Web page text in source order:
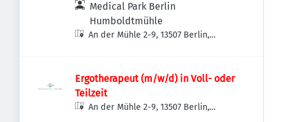
Medical Park Berlin
Humboldtmühle
An der Mühle 2-9, 13507 Berlin,
Ergotherapeut (m/w/d) in Voll- oder
Teilzeit
An der Mühle 2-9, 13507 Berlin,